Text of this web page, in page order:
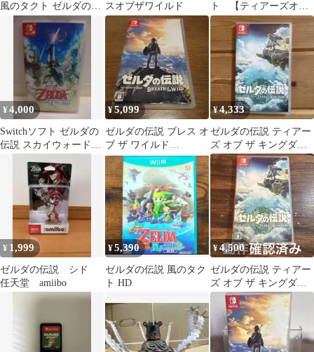
風のタクト ゼルダの伝 スオブザワイルド
ト 【ティアーズオブ
ザキングダム】
¥4,000
Switchソフト ゼルダの
伝説 スカイウォード
コ臭あり
¥5,099
ゼルダの伝説 ブレス オ
ブ ザ ワイルド
Switch むずすぎてや
めました。
¥4,333
ゼルダの伝説 ティアー
ズ オブ ザ キングダム
Switch
¥ 1,999
ゼルダの伝説 シド
任天堂 amiibo
¥5,390
ゼルダの伝説 風のタク
ト HD
¥4,500
ゼルダの伝説 ティアー
ズ オブ ザ キングダム
Switch